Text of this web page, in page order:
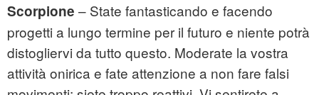
Scorpione – State fantasticando e facendo
progetti a lungo termine per il futuro e niente potrà
distogliervi da tutto questo. Moderate la vostra
attività onirica e fate attenzione a non fare falsi